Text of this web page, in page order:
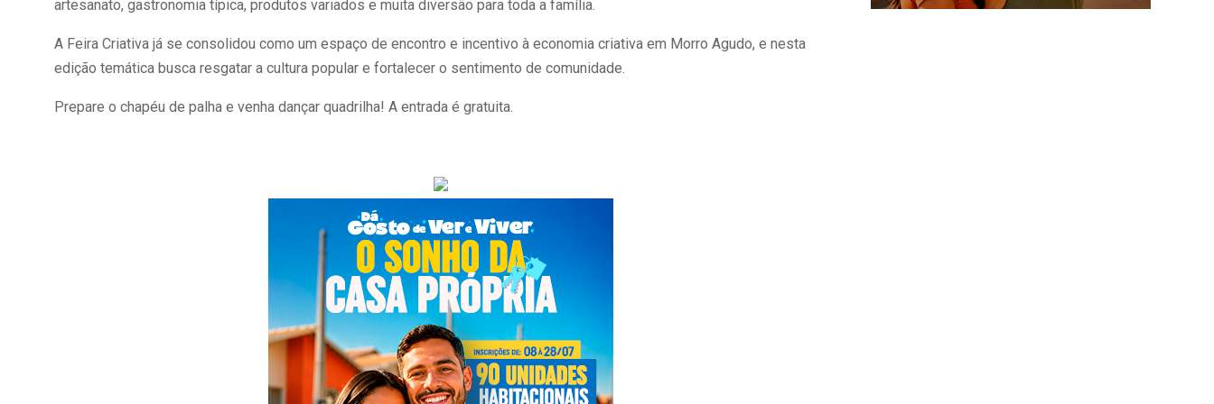
artesanato, gastronomia típica, produtos variados e muita diversão para toda a família.
A Feira Criativa já se consolidou como um espaço de encontro e incentivo à economia criativa em Morro Agudo, e nesta
edição temática busca resgatar a cultura popular e fortalecer o sentimento de comunidade.
Prepare o chapéu de palha e venha dançar quadrilha! A entrada é gratuita.